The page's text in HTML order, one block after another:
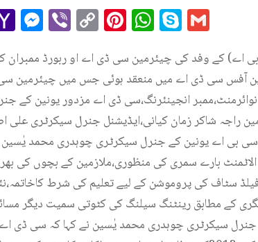
Yahoo
Mail
Messenger
ViberCopy
Link
Pinterest
WhatsApp
Skype
اے) کے وفد کی چیئرمین سی ڈی اے او ربورڈ ممبران
آفس سی ڈی اے میں منعقد ہوئی جس میں چیئرمین سی
انجینئرنگ،سی ڈی اے مزدور یونین
راجہ شاکر زمان کیانی،ایڈیشنل جنرل سیکرٹری
بی اے یونین کے جنرل سیکرٹری چوہدری محمد یٰسین
بارے سمری کی منظوری،ملازمین کے بچوں کی
سٹاف کی پروموشن کے لیے تعلیم کی شرط
کے مطابق رینٹنگ سیلنگ کی کٹوتی سمیت دیگر
سیکرٹری چوہدری محمد یٰسین نے کہا کہ سی ڈی